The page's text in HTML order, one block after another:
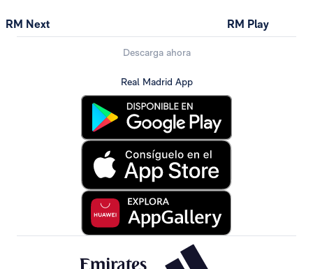
RM Next RM Play
Descarga ahora
Real Madrid App